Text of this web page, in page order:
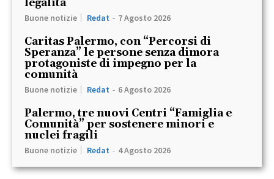
legalità
Buone notizie Redat - 7 Agosto 2026
Caritas Palermo, con “Percorsi di
Speranza” le persone senza dimora
protagoniste di impegno per la
comunità
Buone notizie Redat - 6 Agosto 2026
Palermo, tre nuovi Centri “Famiglia e
Comunità” per sostenere minori e
nuclei fragili
Buone notizie Redat - 4 Agosto 2026